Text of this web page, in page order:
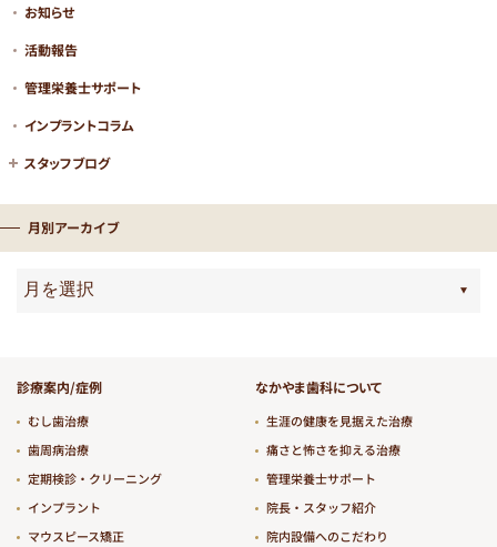
お知らせ
活動報告
管理栄養士サポート
インプラントコラム
スタッフブログ
月別アーカイブ
診療案内/症例
むし歯治療
歯周病治療
定期検診・クリーニング
インプラント
マウスピース矯正
なかやま歯科について
生涯の健康を見据えた治療
痛さと怖さを抑える治療
管理栄養士サポート
院長・スタッフ紹介
院内設備へのこだわり